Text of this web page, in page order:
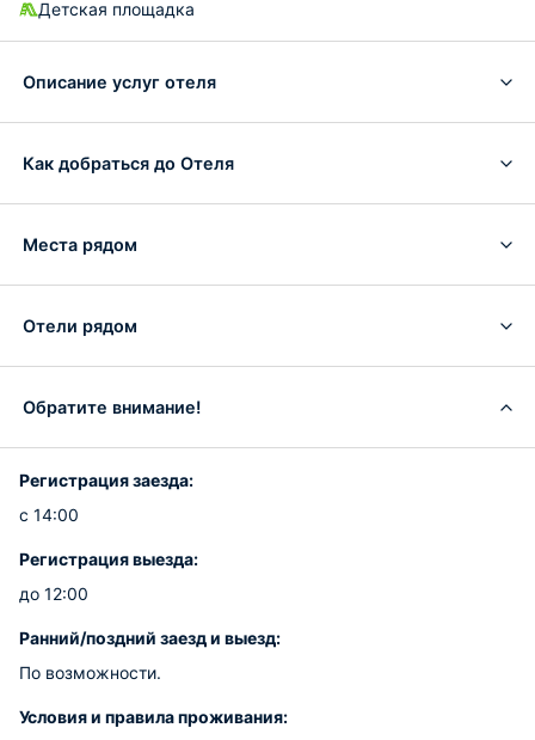
Детская площадка
Описание услуг отеля
Как добраться до Отеля
Места рядом
Отели рядом
Обратите внимание!
Регистрация заезда:
с 14:00
Регистрация выезда:
до 12:00
Ранний/поздний заезд и выезд:
По возможности.
Условия и правила проживания: